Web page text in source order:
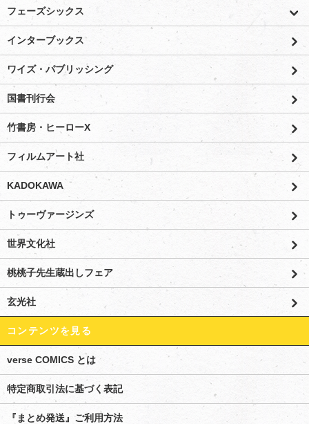
フェーズシックス
インターブックス
ワイズ・パブリッシング
国書刊行会
竹書房・ヒーローX
フィルムアート社
KADOKAWA
トゥーヴァージンズ
世界文化社
桃桃子先生蔵出しフェア
玄光社
コンテンツを見る
verse COMICS とは
特定商取引法に基づく表記
『まとめ発送』ご利用方法